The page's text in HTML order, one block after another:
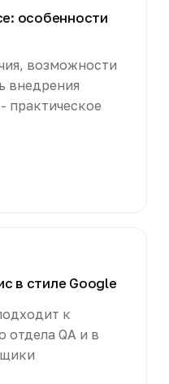
особенности
возможности
внедрения
практическое
в стиле Google
к
отдела QA и в